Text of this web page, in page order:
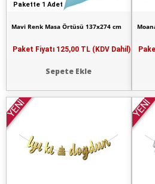
Pakette 1 Adet
Mavi Renk Masa Örtüsü 137x274 cm
Paket Fiyatı 125,00 TL (KDV Dahil)
Sepete Ekle
YENİ YENİ